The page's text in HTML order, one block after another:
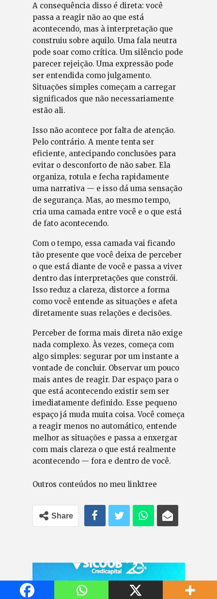
A consequência disso é direta: você
passa a reagir não ao que está
acontecendo, mas à interpretação que
construiu sobre aquilo. Uma fala neutra
pode soar como crítica. Um silêncio pode
parecer rejeição. Uma expressão pode
ser entendida como julgamento.
Situações simples começam a carregar
significados que não necessariamente
estão ali.
Isso não acontece por falta de atenção.
Pelo contrário. A mente tenta ser
eficiente, antecipando conclusões para
evitar o desconforto de não saber. Ela
organiza, rotula e fecha rapidamente
uma narrativa — e isso dá uma sensação
de segurança. Mas, ao mesmo tempo,
cria uma camada entre você e o que está
de fato acontecendo.
Com o tempo, essa camada vai ficando
tão presente que você deixa de perceber
o que está diante de você e passa a viver
dentro das interpretações que constrói.
Isso reduz a clareza, distorce a forma
como você entende as situações e afeta
diretamente suas relações e decisões.
Perceber de forma mais direta não exige
nada complexo. Às vezes, começa com
algo simples: segurar por um instante a
vontade de concluir. Observar um pouco
mais antes de reagir. Dar espaço para o
que está acontecendo existir sem ser
imediatamente definido. Esse pequeno
espaço já muda muita coisa. Você começa
a reagir menos no automático, entende
melhor as situações e passa a enxergar
com mais clareza o que está realmente
acontecendo — fora e dentro de você.
Outros conteúdos no meu linktree
Share